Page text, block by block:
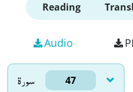
Reading
Audio
سورۃ 47